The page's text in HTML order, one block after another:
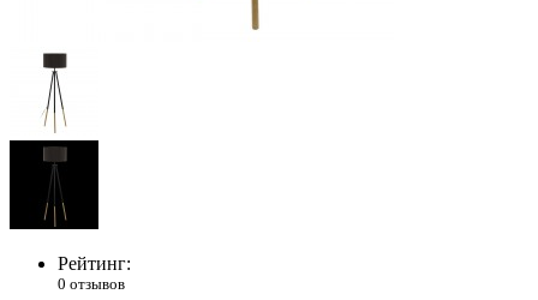
Рейтинг:
0 отзывов